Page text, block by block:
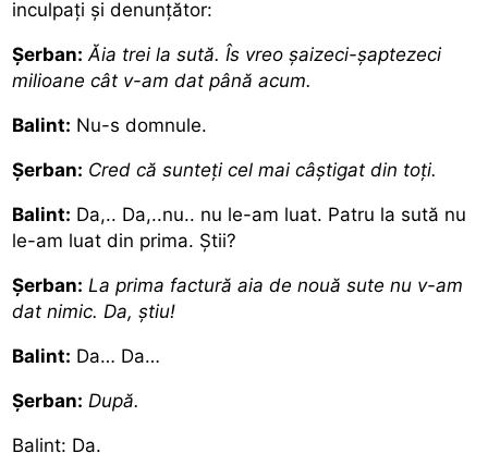
inculpați și denunțător:
Șerban: Ăia trei la sută. Îs vreo şaizeci-şaptezeci
milioane cât v-am dat până acum.
Balint: Nu-s domnule.
Șerban: Cred că sunteţi cel mai câştigat din toţi.
Balint: Da,.. Da,..nu.. nu le-am luat. Patru la sută nu
le-am luat din prima. Ştii?
Șerban: La prima factură aia de nouă sute nu v-am
dat nimic. Da, ştiu!
Balint: Da… Da…
Șerban: După.
Balint: Da.